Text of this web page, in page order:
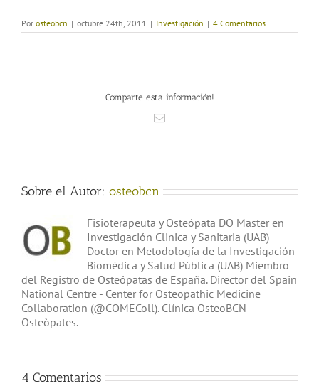
Por osteobcn | octubre 24th, 2011 | Investigación | 4 Comentarios
Comparte esta información!
Correo
Sobre el Autor: osteobcn
Fisioterapeuta y Osteópata DO Master en
Investigación Clinica y Sanitaria (UAB)
Doctor en Metodología de la Investigación
Biomédica y Salud Pública (UAB) Miembro
del Registro de Osteópatas de España. Director del Spain
National Centre - Center for Osteopathic Medicine
Collaboration (@COMEColl). Clínica OsteoBCN-
Osteòpates.
4 Comentarios